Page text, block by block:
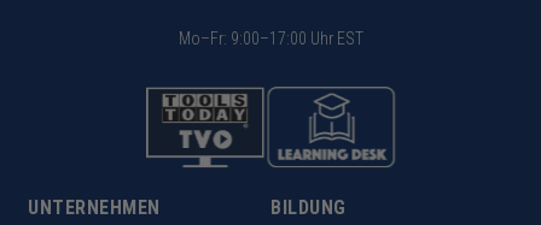
Mo–Fr: 9:00–17:00 Uhr EST
UNTERNEHMEN BILDUNG